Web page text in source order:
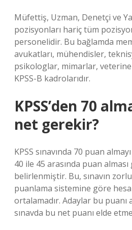
Müfettiş, Uzman, Denetçi ve
pozisyonları hariç tüm
personelidir. Bu bağlamda
avukatları, mühendisler,
psikologlar, mimarlar,
KPSS-B kadrolarıdır.
KPSS’den 70
net gerekir?
KPSS sınavında 70 puan
40 ile 45 arasında puan
belirlenmiştir. Bu, sınavın
puanlama sistemine göre
ortalamadır. Adaylar bu puanı
sınavda bu net puanı elde